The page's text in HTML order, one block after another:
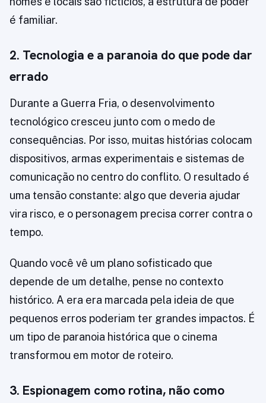
é familiar.
2. Tecnologia e a paranoia do que pode dar
errado
Durante a Guerra Fria, o desenvolvimento
tecnológico cresceu junto com o medo de
consequências. Por isso, muitas histórias colocam
dispositivos, armas experimentais e sistemas de
comunicação no centro do conflito. O resultado é
uma tensão constante: algo que deveria ajudar
vira risco, e o personagem precisa correr contra o
tempo.
Quando você vê um plano sofisticado que
depende de um detalhe, pense no contexto
histórico. A era era marcada pela ideia de que
pequenos erros poderiam ter grandes impactos. É
um tipo de paranoia histórica que o cinema
transformou em motor de roteiro.
3. Espionagem como rotina, não como